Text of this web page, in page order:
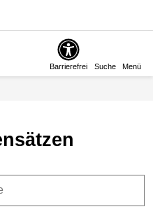
Barrierefrei Suche Menü